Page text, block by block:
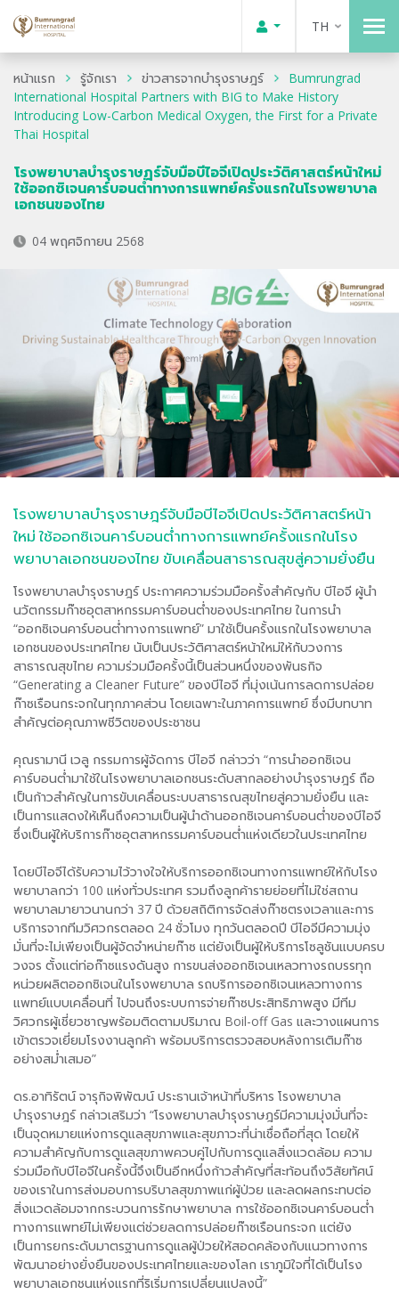
TH
หน้าแรก รู้จักเรา ข่าวสารจากบำรุงราษฎร์
Bumrungrad
International Hospital Partners with BIG to Make History
Introducing Low-Carbon Medical Oxygen, the First for a Private
Thai Hospital
โรงพยาบาลบำรุงราษฎร์จับมือบีไอจีเปิดประวัติศาสตร์หน้าใหม่
ใช้ออกซิเจนคาร์บอนต่ำทางการแพทย์ครั้งแรกในโรงพยาบาล
เอกชนของไทย
04 พฤศจิกายน 2568
โรงพยาบาลบำรุงราษฎร์จับมือบีไอจีเปิดประวัติศาสตร์หน้า
ใหม่ ใช้ออกซิเจนคาร์บอนต่ำทางการแพทย์ครั้งแรกในโรง
พยาบาลเอกชนของไทย ขับเคลื่อนสาธารณสุขสู่ความยั่งยืน
โรงพยาบาลบำรุงราษฎร์ ประกาศความร่วมมือครั้งสำคัญกับ บีไอจี ผู้นำ
นวัตกรรมก๊าซอุตสาหกรรมคาร์บอนต่ำของประเทศไทย ในการนำ
“ออกซิเจนคาร์บอนต่ำทางการแพทย์” มาใช้เป็นครั้งแรกในโรงพยาบาล
เอกชนของประเทศไทย นับเป็นประวัติศาสตร์หน้าใหม่ให้กับวงการ
สาธารณสุขไทย ความร่วมมือครั้งนี้เป็นส่วนหนึ่งของพันธกิจ
“Generating a Cleaner Future” ของบีไอจี ที่มุ่งเน้นการลดการปล่อย
ก๊าซเรือนกระจกในทุกภาคส่วน โดยเฉพาะในภาคการแพทย์ ซึ่งมีบทบาท
สำคัญต่อคุณภาพชีวิตของประชาชน
คุณรามานี เวลู กรรมการผู้จัดการ บีไอจี กล่าวว่า “การนำออกซิเจน
คาร์บอนต่ำมาใช้ในโรงพยาบาลเอกชนระดับสากลอย่างบำรุงราษฎร์ ถือ
เป็นก้าวสำคัญในการขับเคลื่อนระบบสาธารณสุขไทยสู่ความยั่งยืน และ
เป็นการแสดงให้เห็นถึงความเป็นผู้นำด้านออกซิเจนคาร์บอนต่ำของบีไอจี
ซึ่งเป็นผู้ให้บริการก๊าซอุตสาหกรรมคาร์บอนต่ำแห่งเดียวในประเทศไทย
โดยบีไอจีได้รับความไว้วางใจให้บริการออกซิเจนทางการแพทย์ให้กับโรง
พยาบาลกว่า 100 แห่งทั่วประเทศ รวมถึงลูกค้ารายย่อยที่ไม่ใช่สถาน
พยาบาลมายาวนานกว่า 37 ปี ด้วยสถิติการจัดส่งก๊าซตรงเวลาและการ
บริการจากทีมวิศวกรตลอด 24 ชั่วโมง ทุกวันตลอดปี บีไอจีมีความมุ่ง
มั่นที่จะไม่เพียงเป็นผู้จัดจำหน่ายก๊าซ แต่ยังเป็นผู้ให้บริการโซลูชันแบบครบ
วงจร ตั้งแต่ท่อก๊าซแรงดันสูง การขนส่งออกซิเจนเหลวทางรถบรรทุก
หน่วยผลิตออกซิเจนในโรงพยาบาล รถบริการออกซิเจนเหลวทางการ
แพทย์แบบเคลื่อนที่ ไปจนถึงระบบการจ่ายก๊าซประสิทธิภาพสูง มีทีม
วิศวกรผู้เชี่ยวชาญพร้อมติดตามปริมาณ Boil-off Gas และวางแผนการ
เข้าตรวจเยี่ยมโรงงานลูกค้า พร้อมบริการตรวจสอบหลังการเติมก๊าซ
อย่างสม่ำเสมอ”
ดร.อาทิรัตน์ จารุกิจพิพัฒน์ ประธานเจ้าหน้าที่บริหาร โรงพยาบาล
บำรุงราษฎร์ กล่าวเสริมว่า “โรงพยาบาลบำรุงราษฎร์มีความมุ่งมั่นที่จะ
เป็นจุดหมายแห่งการดูแลสุขภาพและสุขภาวะที่น่าเชื่อถือที่สุด โดยให้
ความสำคัญกับการดูแลสุขภาพควบคู่ไปกับการดูแลสิ่งแวดล้อม ความ
ร่วมมือกับบีไอจีในครั้งนี้จึงเป็นอีกหนึ่งก้าวสำคัญที่สะท้อนถึงวิสัยทัศน์
ของเราในการส่งมอบการบริบาลสุขภาพแก่ผู้ป่วย และลดผลกระทบต่อ
สิ่งแวดล้อมจากกระบวนการรักษาพยาบาล การใช้ออกซิเจนคาร์บอนต่ำ
ทางการแพทย์ไม่เพียงแต่ช่วยลดการปล่อยก๊าซเรือนกระจก แต่ยัง
เป็นการยกระดับมาตรฐานการดูแลผู้ป่วยให้สอดคล้องกับแนวทางการ
พัฒนาอย่างยั่งยืนของประเทศไทยและของโลก เราภูมิใจที่ได้เป็นโรง
พยาบาลเอกชนแห่งแรกที่ริเริ่มการเปลี่ยนแปลงนี้”